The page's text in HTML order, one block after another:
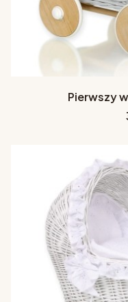
Pierwszy